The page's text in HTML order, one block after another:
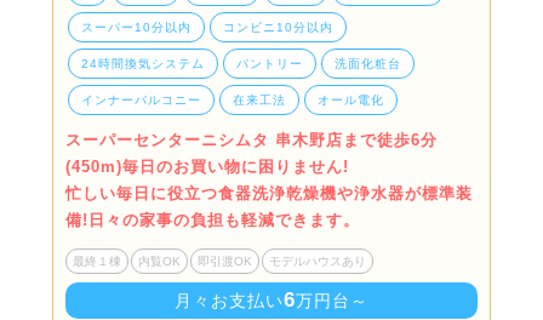
スーパー10分以内 コンビニ10分以内
24時間換気システム パントリー 洗面化粧台
インナーバルコニー 在来工法 オール電化
スーパーセンターニシムタ 串木野店まで徒歩6分
(450m)毎日のお買い物に困りません!
忙しい毎日に役立つ食器洗浄乾燥機や浄水器が標準装
備!日々の家事の負担も軽減できます。
最終１棟 内覧OK 即引渡OK モデルハウスあり
月々お支払い6万円台～